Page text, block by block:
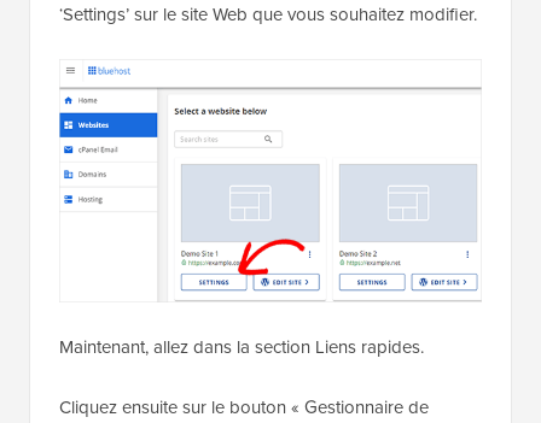
et accédez à l’onglet ‘Websites’. Ensuite, cliquez sur